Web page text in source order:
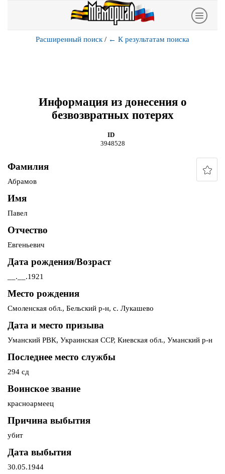
Расширенный поиск / ← К результатам поиска
Информация из донесения о
безвозвратных потерях
ID
3948528
Фамилия
Абрамов
Имя
Павел
Отчество
Евгеньевич
Дата рождения/Возраст
__.__.1921
Место рождения
Смоленская обл., Бельский р-н, с. Лукашево
Дата и место призыва
Уманский РВК, Украинская ССР, Киевская обл., Уманский р-н
Последнее место службы
294 сд
Воинское звание
красноармеец
Причина выбытия
убит
Дата выбытия
30.05.1944